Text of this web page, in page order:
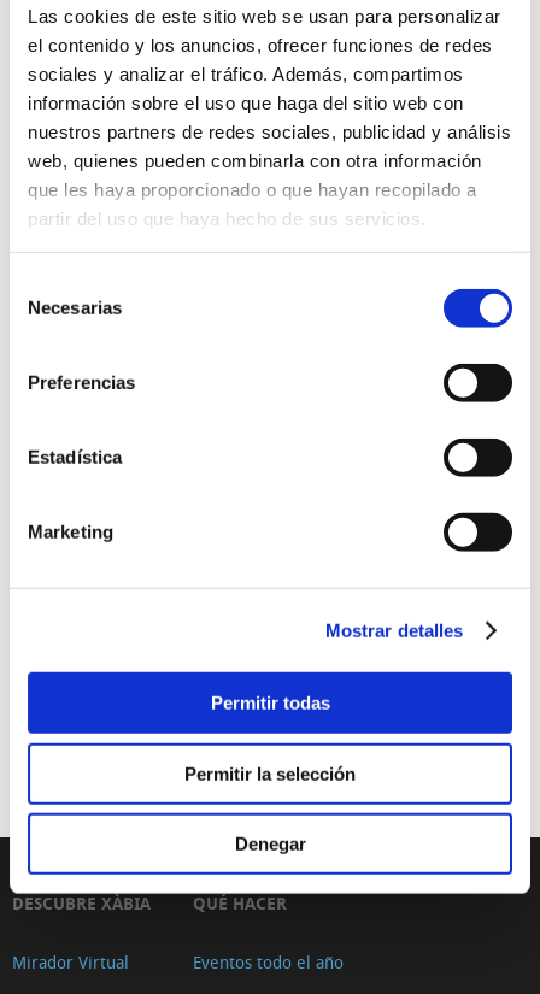
Las cookies de este sitio web se usan para personalizar
el contenido y los anuncios, ofrecer funciones de redes
sociales y analizar el tráfico. Además, compartimos
información sobre el uso que haga del sitio web con
nuestros partners de redes sociales, publicidad y análisis
web, quienes pueden combinarla con otra información
que les haya proporcionado o que hayan recopilado a
partir del uso que haya hecho de sus servicios.
Necesarias
Preferencias
Estadística
Marketing
Mostrar detalles
Permitir todas
Permitir la selección
Denegar
Dípticos
05/07/2019 al 03/08/2019
Exposición que aúna los proyectos fotográficos que bajo el
lema "Dípticos" han realizado los componentes de
l'Agrupació Fotogràfica de Xàbia.
Exposiciones
Exposición colectiva con la obra plástica de las artistas Mari
Casado, Mariví Puigcerver, Blanca Hernando y María Isabel
Exposiciones gratis
DESCUBRE XÀBIA
Mirador Virtual
QUÉ HACER
Eventos todo el año